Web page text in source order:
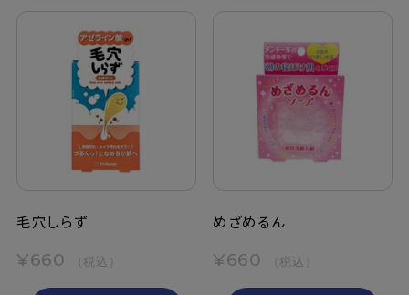
毛穴しらず
¥660 （税込）
めざめるん
¥660 （税込）